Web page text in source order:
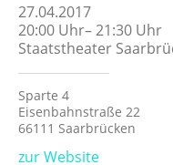
27.04.2017
20:00 Uhr–21:30 Uhr
Staatstheater
Sparte 4
Eisenbahnstraße 22
66111 Saarbrücken
zur Website